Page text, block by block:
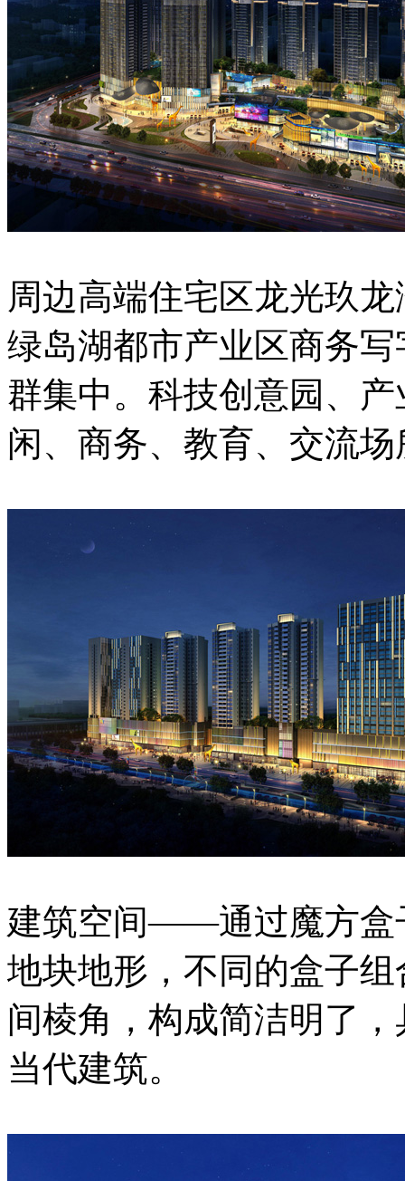
周边高端住宅区龙光玖
绿岛湖都市产业区商务
群集中。科技创意园、
闲、商务、教育、交流
建筑空间——通过魔方盒
地块地形，不同的盒子
间棱角，构成简洁明了
当代建筑。